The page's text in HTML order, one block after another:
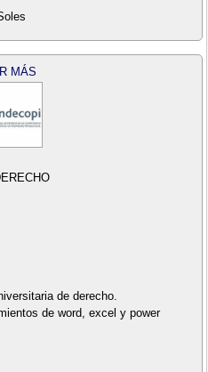
MÁS
de derecho.
de word, excel y power